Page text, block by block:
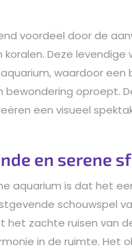
voordeel door de
Deze
waardoor
oproept.
een visueel
en serene
aquarium is dat het
schouwspel
zachte ruisen van
in de ruimte. Het